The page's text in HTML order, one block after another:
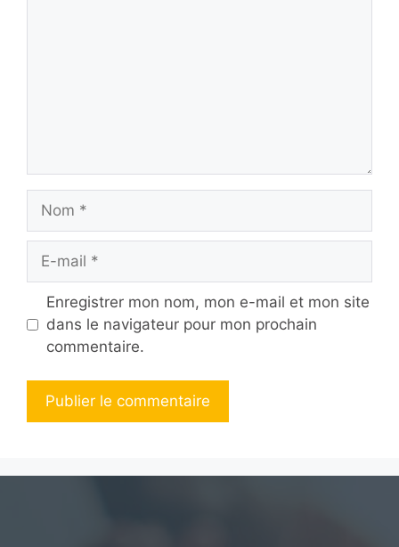
mail
Enregistrer mon nom, mon e-mail et mon site
dans le navigateur pour mon prochain
commentaire.